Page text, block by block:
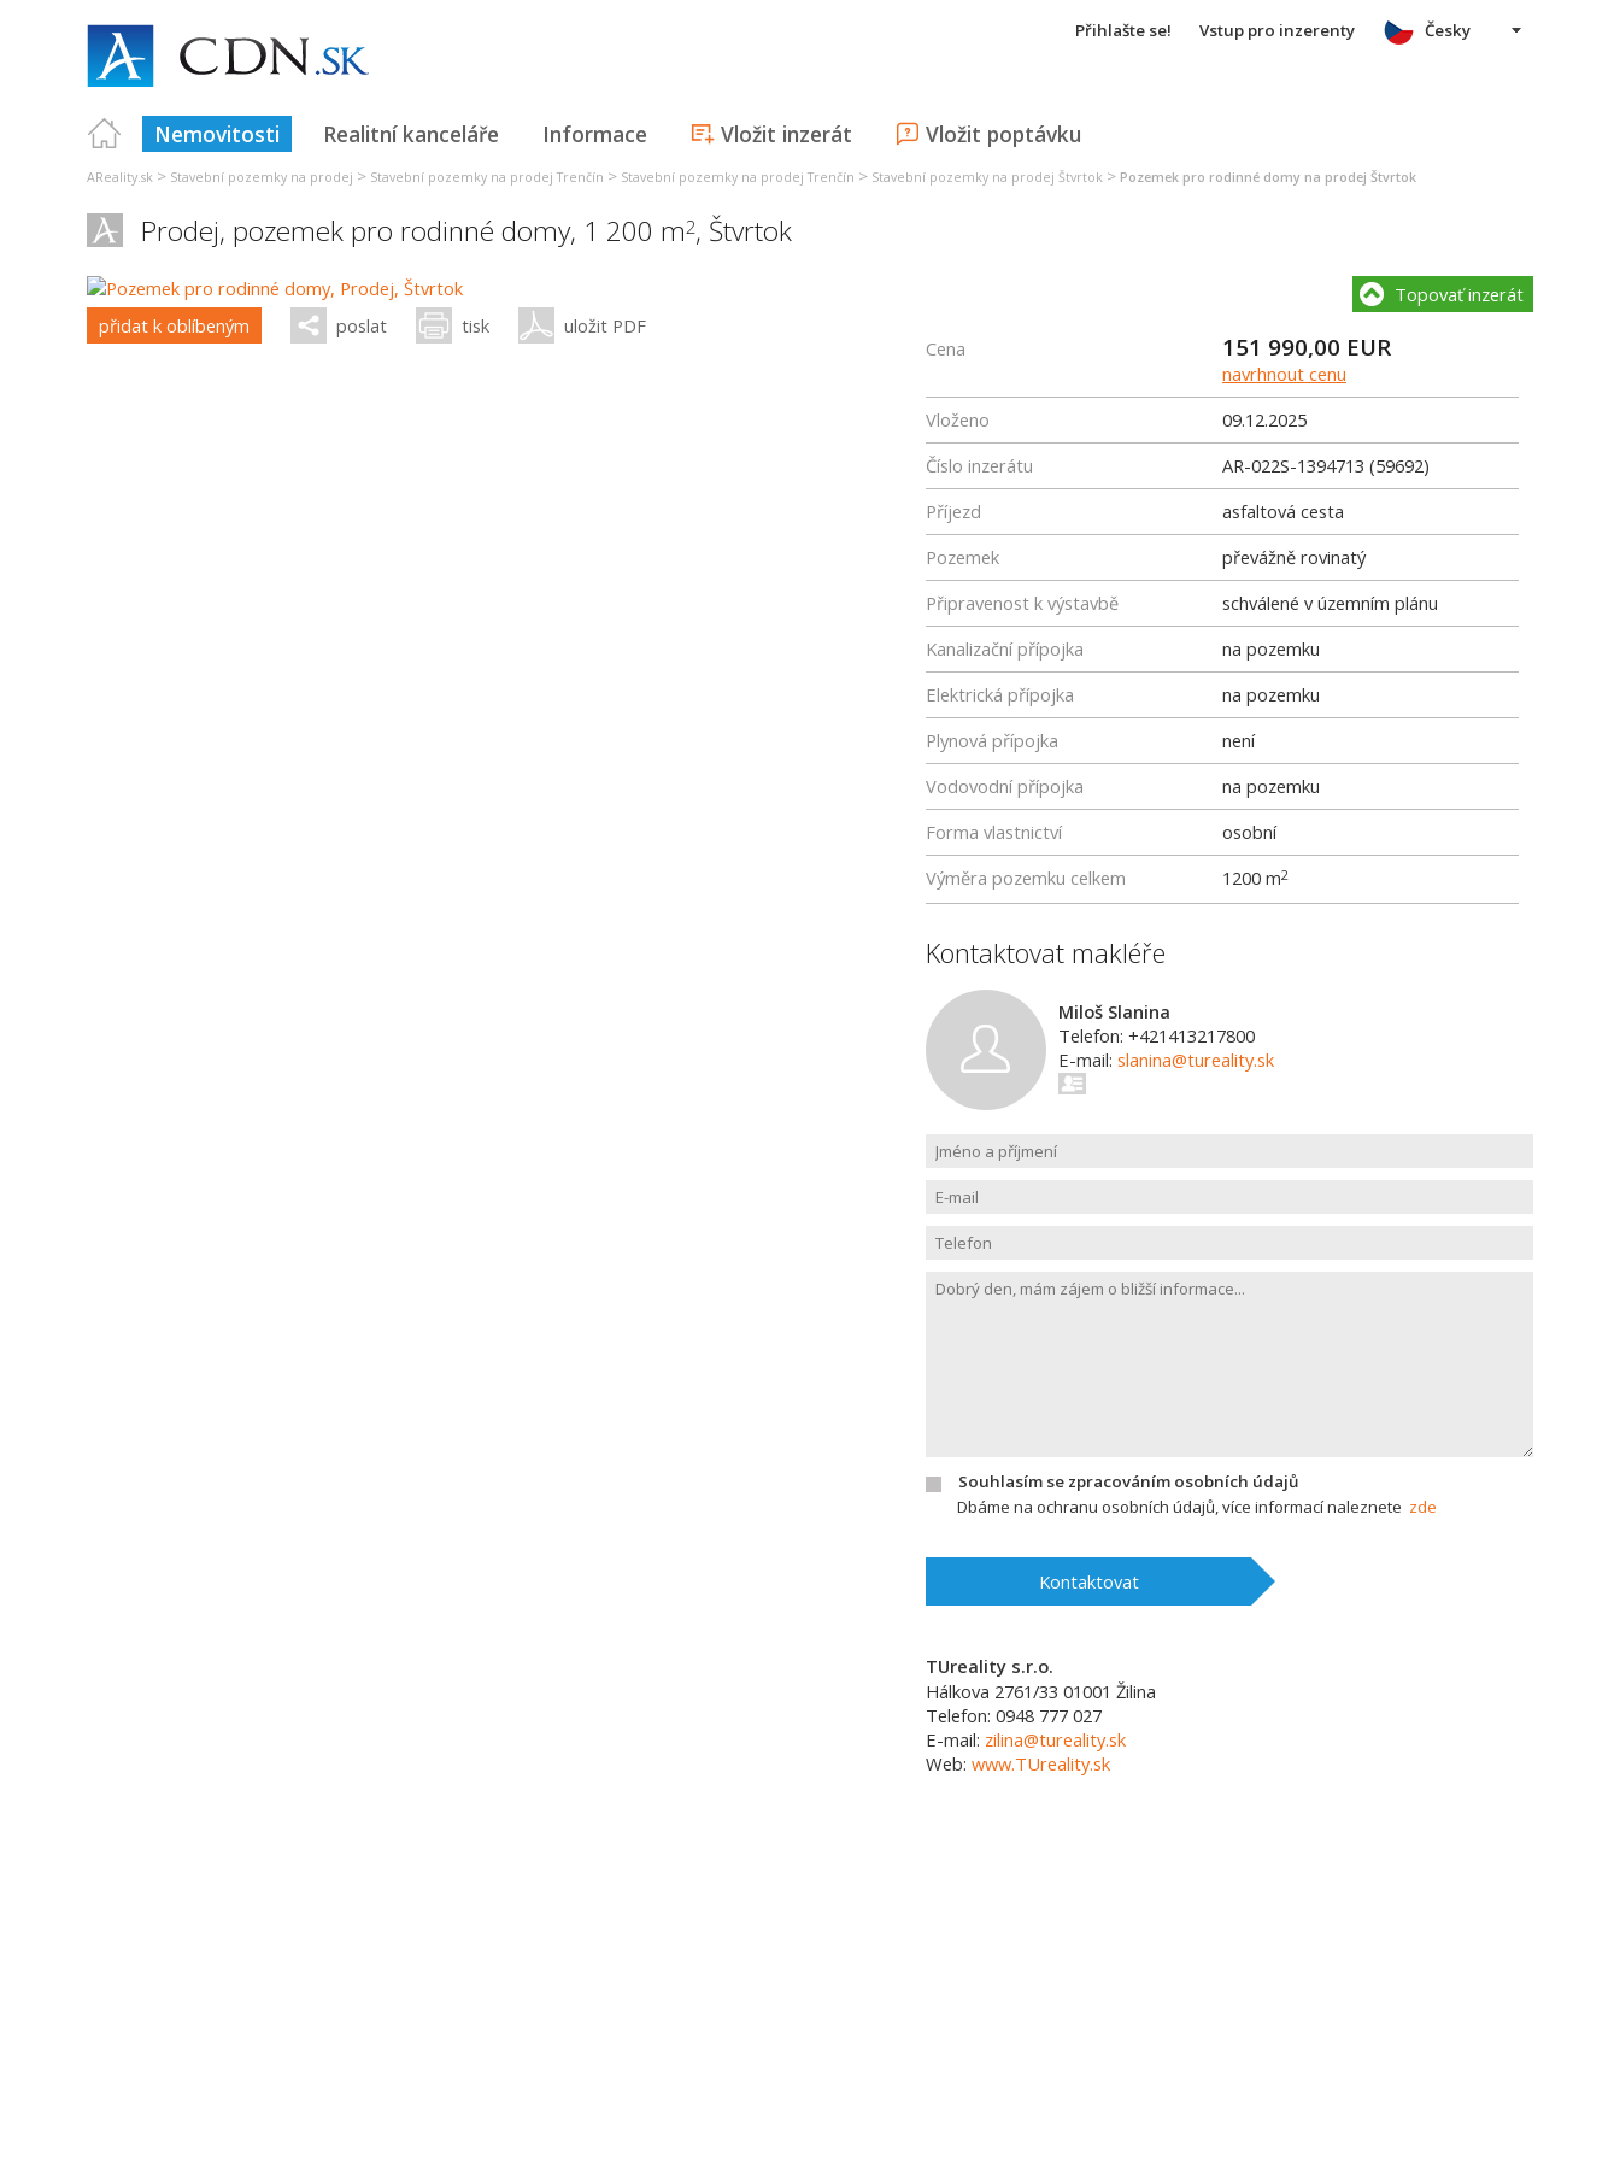
Přihlašte se! Vstup pro inzerenty
Nemovitosti Realitní kanceláře Informace Vložit inzerát Vložit poptávku
Česky
AReality.sk > Stavební pozemky na prodej > Stavební pozemky na prodej Trenčín > Stavební pozemky na prodej Trenčín > Stavební pozemky na prodej Štvrtok > Pozemek pro rodinné domy na prodej Štvrtok
Prodej, pozemek pro rodinné domy, 1 200 m2, Štvrtok
přidat k oblíbeným poslat tisk uložit PDF
Topovať inzerát
Cena 151 990,00 EUR
navrhnout cenu
Vloženo
09.12.2025
Číslo inzerátu
AR-022S-1394713 (59692)
Příjezd
asfaltová cesta
Pozemek
převážně rovinatý
Připravenost k výstavbě
schválené v územním plánu
Kanalizační přípojka
na pozemku
Elektrická přípojka
na pozemku
Plynová přípojka
není
Vodovodní přípojka
na pozemku
Forma vlastnictví
osobní
Výměra pozemku celkem
1200 m2
Kontaktovat makléře
Miloš Slanina
Telefon: +421413217800
E-mail: slanina@tureality.sk
Souhlasím se zpracováním osobních údajů
Dbáme na ochranu osobních údajů, více informací naleznete zde
Kontaktovat
TUreality s.r.o.
Hálkova 2761/33 01001 Žilina
Telefon: 0948 777 027
E-mail: zilina@tureality.sk
Web: www.TUreality.sk